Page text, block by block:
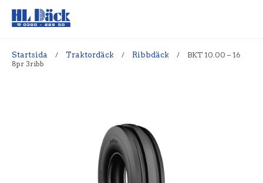
Startsida / Traktordäck / Ribbdäck /
BKT 10.00 – 16
8pr 3ribb